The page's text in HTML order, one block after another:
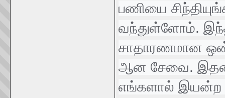
பணியை
வந்துள்ளோம். இந்த
சாதாரணமான
ஆன சேவை. இதன்
எங்களால் இயன்ற